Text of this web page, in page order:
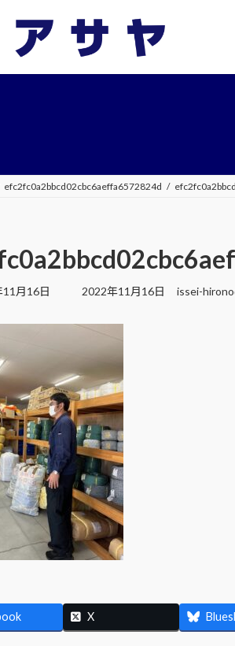
efc2fc0a2bbcd02cbc6aeffa6572824d
11月16日
最
更
2022年11月16日 issei-
X